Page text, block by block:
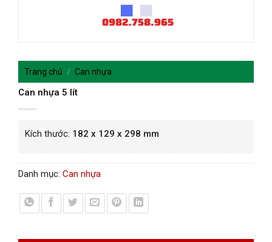
Trang chủ / Can nhựa
Can nhựa 5 lít
Kích thước: 182 x 129 x 298 mm
Danh mục: Can nhựa